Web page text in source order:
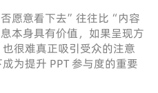
愿意看下去”往往比“内容
本身具有价值，如果呈现方
很难真正吸引受众的注意
为提升 PPT 参与度的重要